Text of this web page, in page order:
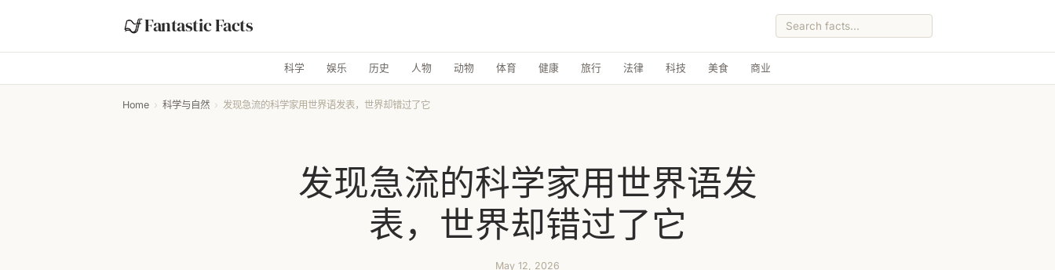
Fantastic Facts
科学 娱乐 历史 人物 动物 体育 健康 旅行 法律 科技 美食 商业
Home › 科学与自然 › 发现急流的科学家用世界语发表，世界却错过了它
发现急流的科学家用世界语发
表，世界却错过了它
May 12, 2026